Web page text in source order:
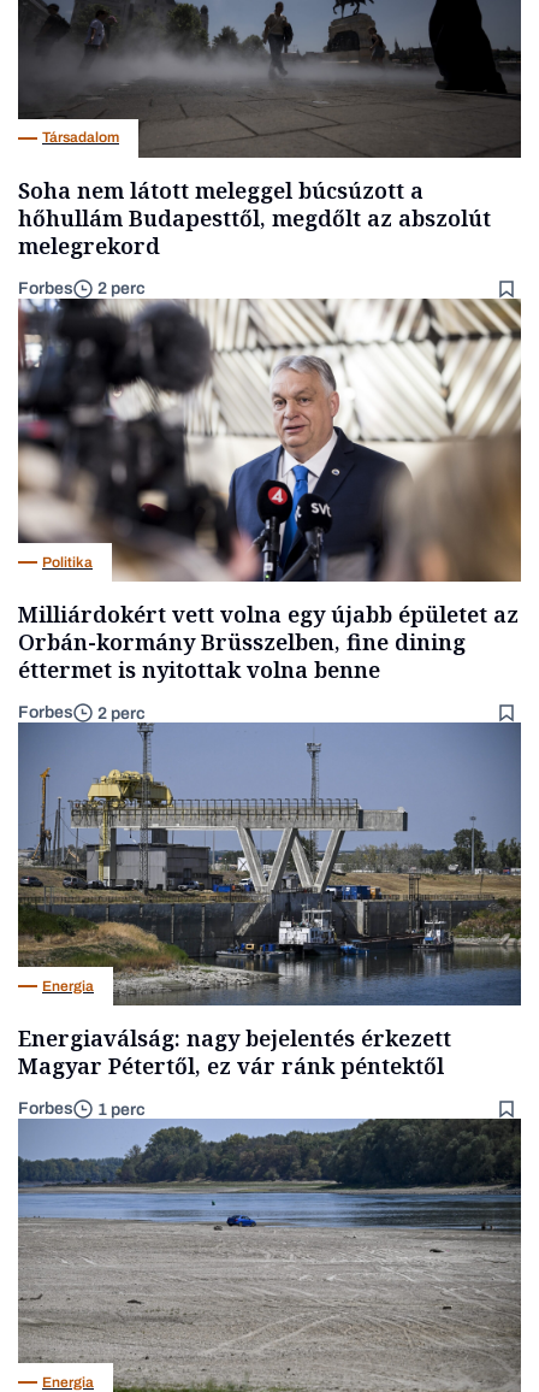
Társadalom
Soha nem látott meleggel búcsúzott a
hőhullám Budapesttől, megdőlt az abszolút
melegrekord
Forbes 2 perc
Politika
Milliárdokért vett volna egy újabb épületet az
Orbán-kormány Brüsszelben, fine dining
éttermet is nyitottak volna benne
Forbes 2 perc
Energia
Energiaválság: nagy bejelentés érkezett
Magyar Pétertől, ez vár ránk péntektől
Forbes 1 perc
Energia